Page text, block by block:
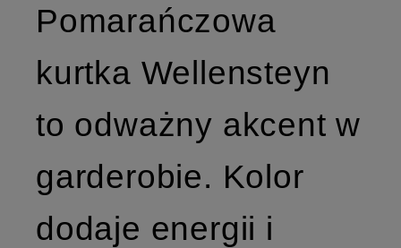
Pomarańczowa
kurtka Wellensteyn
to odważny akcent w
garderobie. Kolor
dodaje energii i